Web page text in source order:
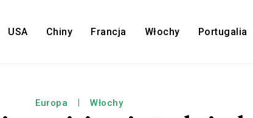
USA Chiny Francja Włochy Portugalia
Europa Włochy